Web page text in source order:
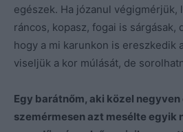
egészek. Ha józanul végigmérjük,
ráncos, kopasz, fogai is sárgásak,
hogy a mi karunkon is ereszkedik
viseljük a kor múlását, de
Egy barátnőm, aki közel negyven
szemérmesen azt mesélte egyik